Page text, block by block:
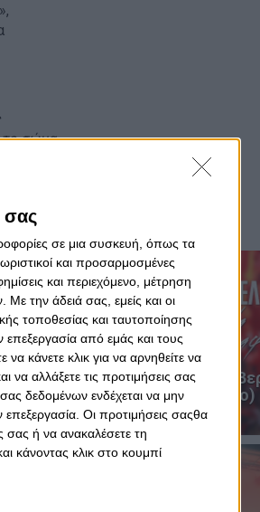
σας
σε μια συσκευή, όπως τα
και προσαρμοσμένες
και περιεχόμενο, μέτρηση
Με την άδειά σας, εμείς και οι
τοποθεσίας και ταυτοποίησης
από εμάς και τους
κάνετε κλικ για να αρνηθείτε να
αλλάξετε τις προτιμήσεις σας
δεδομένων ενδέχεται να μην
επεξεργασία. Οι προτιμήσεις σαςθα
σας ή να ανακαλέσετε τη
κάνοντας κλικ στο κουμπί
το σώμα
που
πολύ
Με
μου
τιμή
Επική περιγραφή
του Θρύλου! (video)
31 Ιανουαρίου 2025